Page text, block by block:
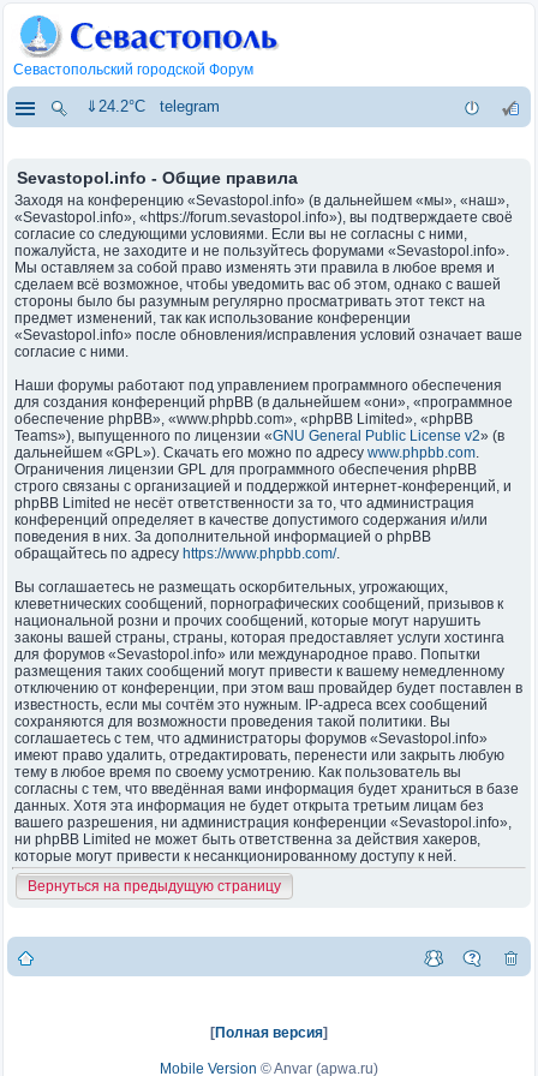
Севастопольский городской Форум
⇓24.2°C telegram
Sevastopol.info - Общие правила
Заходя на конференцию «Sevastopol.info» (в дальнейшем «мы», «наш»,
«Sevastopol.info», «https://forum.sevastopol.info»), вы подтверждаете своё
согласие со следующими условиями. Если вы не согласны с ними,
пожалуйста, не заходите и не пользуйтесь форумами «Sevastopol.info».
Мы оставляем за собой право изменять эти правила в любое время и
сделаем всё возможное, чтобы уведомить вас об этом, однако с вашей
стороны было бы разумным регулярно просматривать этот текст на
предмет изменений, так как использование конференции
«Sevastopol.info» после обновления/исправления условий означает ваше
согласие с ними.
Наши форумы работают под управлением программного обеспечения
для создания конференций phpBB (в дальнейшем «они», «программное
обеспечение phpBB», «www.phpbb.com», «phpBB Limited», «phpBB
Teams»), выпущенного по лицензии «GNU General Public License v2» (в
дальнейшем «GPL»). Скачать его можно по адресу www.phpbb.com.
Ограничения лицензии GPL для программного обеспечения phpBB
строго связаны с организацией и поддержкой интернет-конференций, и
phpBB Limited не несёт ответственности за то, что администрация
конференций определяет в качестве допустимого содержания и/или
поведения в них. За дополнительной информацией о phpBB
обращайтесь по адресу https://www.phpbb.com/.
Вы соглашаетесь не размещать оскорбительных, угрожающих,
клеветнических сообщений, порнографических сообщений, призывов к
национальной розни и прочих сообщений, которые могут нарушить
законы вашей страны, страны, которая предоставляет услуги хостинга
для форумов «Sevastopol.info» или международное право. Попытки
размещения таких сообщений могут привести к вашему немедленному
отключению от конференции, при этом ваш провайдер будет поставлен в
известность, если мы сочтём это нужным. IP-адреса всех сообщений
сохраняются для возможности проведения такой политики. Вы
соглашаетесь с тем, что администраторы форумов «Sevastopol.info»
имеют право удалить, отредактировать, перенести или закрыть любую
тему в любое время по своему усмотрению. Как пользователь вы
согласны с тем, что введённая вами информация будет храниться в базе
данных. Хотя эта информация не будет открыта третьим лицам без
вашего разрешения, ни администрация конференции «Sevastopol.info»,
ни phpBB Limited не может быть ответственна за действия хакеров,
которые могут привести к несанкционированному доступу к ней.
Вернуться на предыдущую страницу
[Полная версия]
Mobile Version ©Anvar (apwa.ru)